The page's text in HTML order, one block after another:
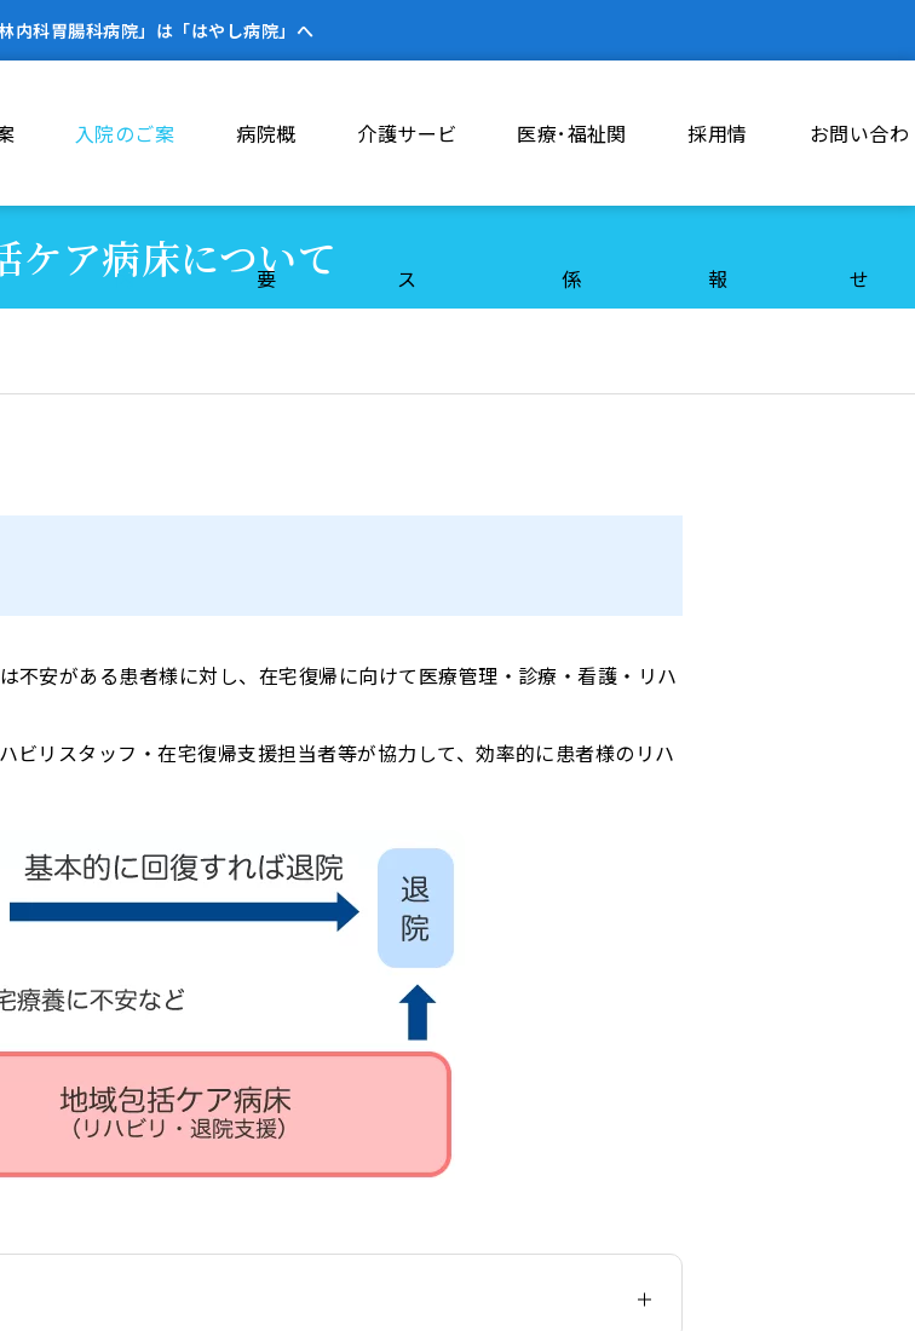
内科胃腸科病院」は「はやし病院」へ
入院のご案
内
病院概
要
使用ガイドライン
介護サービ
ス
医療･福祉関
係
勤務体制について
採用情
報
お問い合わ
せ
ケア病床について
不安がある患者様に対し、在宅復帰に向けて医療管理・診療・看護・リハ
ビリスタッフ・在宅復帰支援担当者等が協力して、効率的に患者様のリハ